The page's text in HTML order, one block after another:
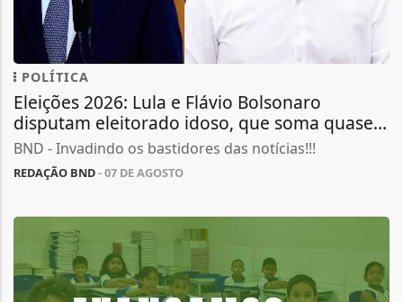
POLÍTICA
Eleições 2026: Lula e Flávio Bolsonaro
disputam eleitorado idoso, que soma quase...
BND - Invadindo os bastidores das notícias!!!
REDAÇÃO BND- 07 DE AGOSTO